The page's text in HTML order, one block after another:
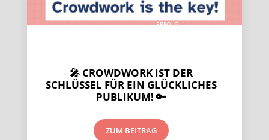
ERFOLG-
🎤 CROWDWORK IST DER
SCHLÜSSEL FÜR EIN GLÜCKLICHES
PUBLIKUM! 🔑
ZUM BEITRAG